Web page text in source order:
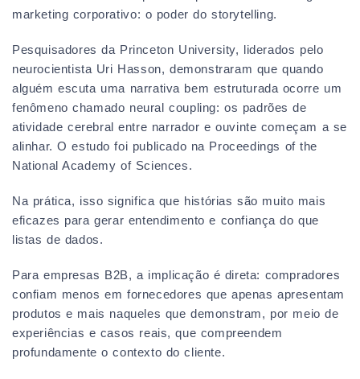
marketing corporativo: o poder do storytelling.
Pesquisadores da Princeton University, liderados pelo
neurocientista Uri Hasson, demonstraram que quando
alguém escuta uma narrativa bem estruturada ocorre um
fenômeno chamado neural coupling: os padrões de
atividade cerebral entre narrador e ouvinte começam a se
alinhar. O estudo foi publicado na Proceedings of the
National Academy of Sciences.
Na prática, isso significa que histórias são muito mais
eficazes para gerar entendimento e confiança do que
listas de dados.
Para empresas B2B, a implicação é direta: compradores
confiam menos em fornecedores que apenas apresentam
produtos e mais naqueles que demonstram, por meio de
experiências e casos reais, que compreendem
profundamente o contexto do cliente.